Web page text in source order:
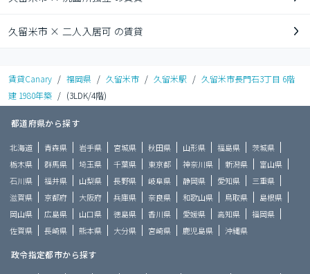
久留米市 × 二人入居可 の賃貸
賃貸Canary / 福岡県 / 久留米市 / 久留米駅 / 久留米市長門石3丁目 6階
建 1980年築 / (3LDK/4階)
都道府県から探す
北海道 青森県 岩手県 宮城県 秋田県 山形県 福島県
茨城県
栃木県
群馬県 埼玉県 千葉県 東京都 神奈川県 新潟県
富山県
石川県
福井県 山梨県 長野県 岐阜県 静岡県 愛知県
三重県
滋賀県
京都府 大阪府 兵庫県 奈良県 和歌山県 鳥取県
島根県
岡山県
広島県 山口県 徳島県 香川県 愛媛県 高知県
福岡県
佐賀県
長崎県 熊本県 大分県 宮崎県 鹿児島県 沖縄県
政令指定都市から探す